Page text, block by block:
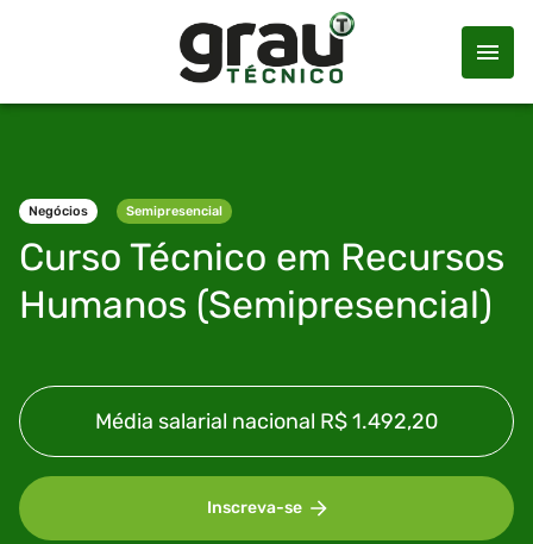
Negócios Semipresencial
Curso Técnico em Recursos
Humanos (Semipresencial)
Média salarial nacional R$ 1.492,20
Inscreva-se